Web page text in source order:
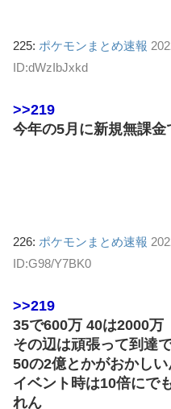
225: ポケモンまとめ速報
ID:dWzIbJxkd
>>219
今年の5月に新規無課
226: ポケモンまとめ速報
ID:G98/Y7BK0
>>219
35で600万 40は2000万
その辺は頑張って到達
50の2億とかがおかしい
イベント時は10倍にで
れん